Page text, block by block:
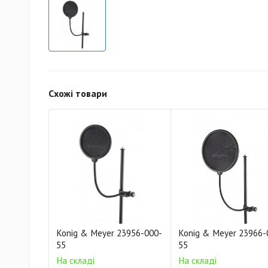
Схожі товари
Konig & Meyer 23956-000-
55
На складі
Konig & Meyer
55
На складі